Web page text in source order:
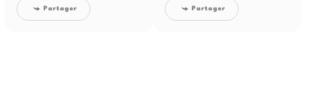
Partager Partager